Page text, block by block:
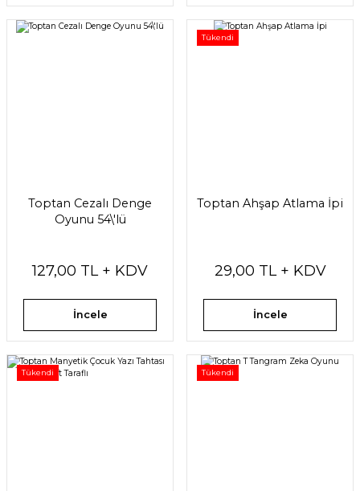
Toptan Cezalı Denge
Oyunu 54\'lü
127,00 TL + KDV
İncele
Tükendi
Toptan Ahşap Atlama İpi
29,00 TL + KDV
İncele
Tükendi Tükendi